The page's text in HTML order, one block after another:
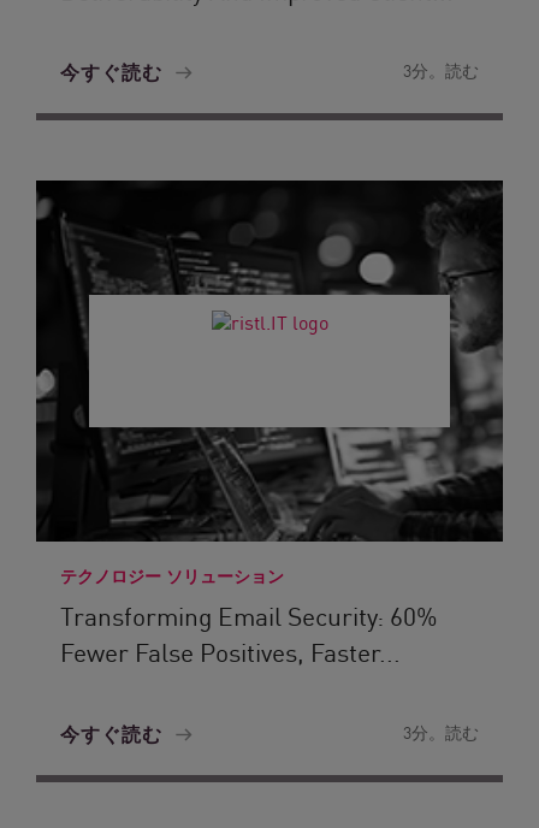
今すぐ読む 3分。読む
テクノロジー ソリューション
Transforming Email Security: 60%
Fewer False Positives, Faster...
今すぐ読む 3分。読む